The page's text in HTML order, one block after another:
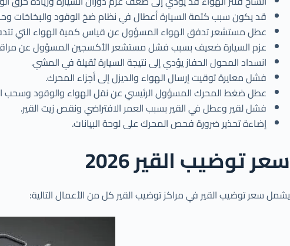
قد يكون سبب كتمة السيارة أعطال في نظام ضخ الوقود والبخاخات
عطل مستشعر تدفق الهواء المسؤول عن قياس كمية الهواء التي
عزم السيارة ضعيف بسبب فشل مستشعر الأكسجين المسؤول عن مراقبة
انسداد المحول الحفاز يؤدي إلى نتيجة السيارة ثقيلة في المشي.
فشل معايرة توقيت إرسال الهواء والديزل إلى أجزاء المحرك.
عطل ضغط المحرك المسؤول الرئيسي عن نقل الهواء والوقود وسحب
فشل لقير وعطل في القير بسبب العمر الافتراضي ونقص زيت القير.
إضاءة تحذير ضرورة فحص المحرك على لوحة البيانات.
سعر توضيب القير 2026
يشمل سعر توضيب القير في مراكز توضيب القير كل من الأعمال التالية: